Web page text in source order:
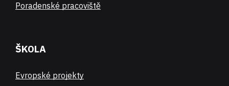
Poradenské pracoviště
ŠKOLA
Evropské projekty